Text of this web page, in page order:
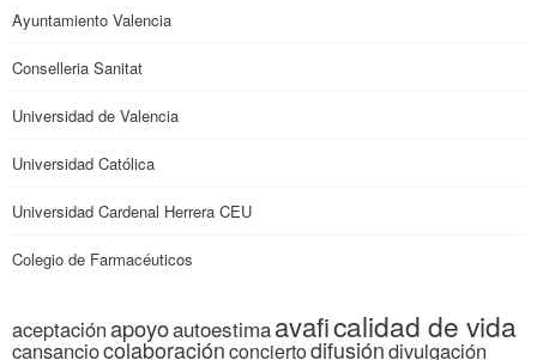
Ayuntamiento Valencia
Conselleria Sanitat
Universidad de Valencia
Universidad Católica
Universidad Cardenal Herrera CEU
Colegio de Farmacéuticos
aceptaciónapoyoautoestimaavaficalidad de vida
cansanciocolaboraciónconciertodifusióndivulgación